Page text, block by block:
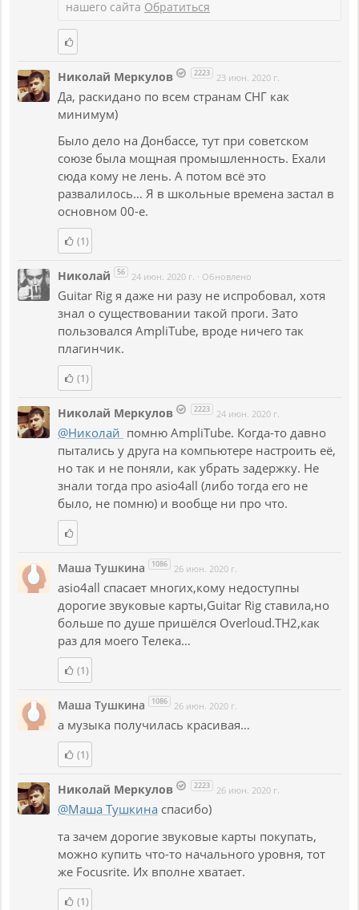
нашего сайта Обратиться
Николай Меркулов 2223 23 июн. 2020 г.
Да, раскидано по всем странам СНГ как
минимум)
Было дело на Донбассе, тут при советском
союзе была мощная промышленность. Ехали
сюда кому не лень. А потом всё это
развалилось… Я в школьные времена застал в
основном 00-е.
(1)
Николай 56 24 июн. 2020 г. · Обновлено
Guitar Rig я даже ни разу не испробовал, хотя
знал о существовании такой проги. Зато
пользовался AmpliTube, вроде ничего так
плагинчик.
(1)
Николай Меркулов 2223 24 июн. 2020 г.
@Николай помню AmpliTube. Когда-то давно
пытались у друга на компьютере настроить её,
но так и не поняли, как убрать задержку. Не
знали тогда про asio4all (либо тогда его не
было, не помню) и вообще ни про что.
Маша Тушкина 1086 26 июн. 2020 г.
asio4all спасает многих,кому недоступны
дорогие звуковые карты,Guitar Rig ставила,но
больше по душе пришёлся Overloud.TH2,как
раз для моего Телека…
(1)
Маша Тушкина 1086 26 июн. 2020 г.
а музыка получилась красивая…
(1)
Николай Меркулов 2223 26 июн. 2020 г.
@Маша Тушкина спасибо)
та зачем дорогие звуковые карты покупать,
можно купить что-то начального уровня, тот
же Focusrite. Их вполне хватает.
(1)